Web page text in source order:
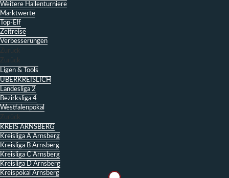
Weitere Hallenturniere
Marktwerte
Top-Elf
Zeitreise
Verbesserungen
Zurück
Zurück
Ligen & Tools
ÜBERKREISLICH
Landesliga 2
Bezirksliga 4
Westfalenpokal
Zurück
KREIS ARNSBERG
Kreisliga A Arnsberg
Kreisliga B Arnsberg
Kreisliga C Arnsberg
Kreisliga D Arnsberg
Kreispokal Arnsberg